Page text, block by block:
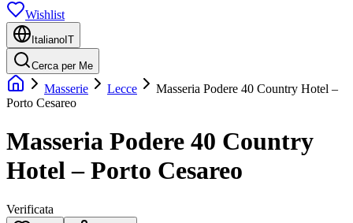
Wishlist
Italiano IT
Cerca per Me
Masserie Lecce
Masseria Podere 40 Country Hotel –
Porto Cesareo
Masseria Podere 40 Country
Hotel – Porto Cesareo
Verificata